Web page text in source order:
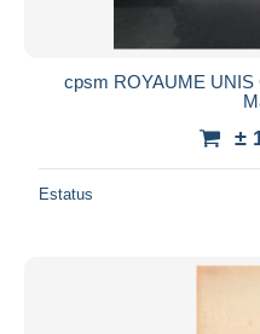
cpsm ROYAUME
±
Estatus